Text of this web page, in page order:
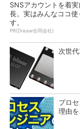
SNSアカウントを着
長。実はみんなココ使
す。
PR(Dreaw合同会社)
次世
プロ
理由